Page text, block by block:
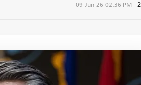
09-Jun-26 02:36 PM